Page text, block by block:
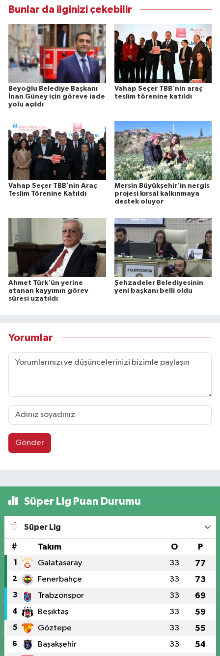
Bunlar da ilginizi çekebilir
Beyoğlu Belediye Başkanı
İnan Güney için göreve iade
yolu açıldı
Vahap Seçer TBB'nin araç
teslim törenine katıldı
Vahap Seçer TBB'nin Araç
Teslim Törenine Katıldı
Mersin Büyükşehir'in nergis
projesi kırsal kalkınmaya
destek oluyor
Ahmet Türk'ün yerine
atanan kayyımın görev
süresi uzatıldı
Şehzadeler Belediyesinin
yeni başkanı belli oldu
Yorumlar
Gönder
Süper Lig Puan Durumu
Süper Lig
# Takım O P
1 Galatasaray 33 77
2 Fenerbahçe 33 73
3 Trabzonspor 33 69
4 Beşiktaş 33 59
5 Göztepe 33 55
6 Başakşehir 33 54